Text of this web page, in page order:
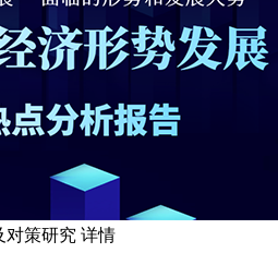
对策研究 详情